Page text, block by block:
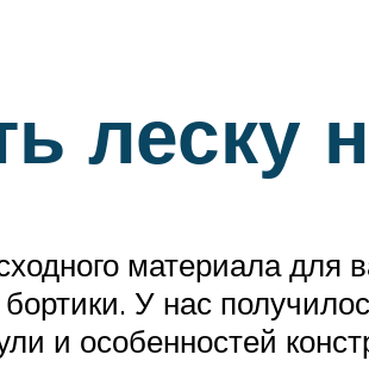
леску
материала для
У нас
и особенностей